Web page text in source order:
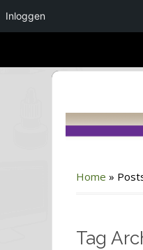
Home »
Tag
Inloggen